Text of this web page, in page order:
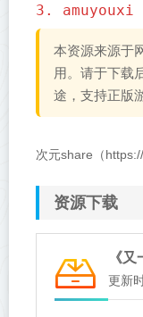
3. amuyouxi
本资源来源于
用。请于下载
途，支持正版
次元share（
资源下载
更新